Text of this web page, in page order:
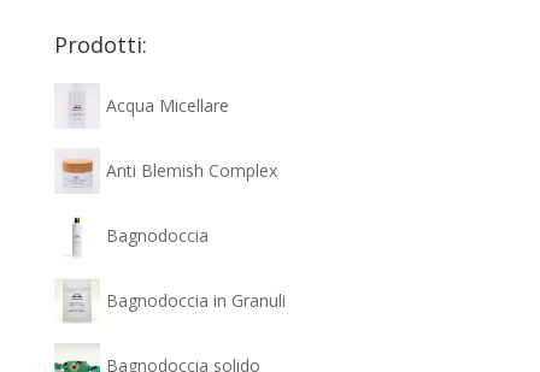
Prodotti:
Acqua Micellare
Anti Blemish Complex
Bagnodoccia
Bagnodoccia in Granuli
Bagnodoccia solido